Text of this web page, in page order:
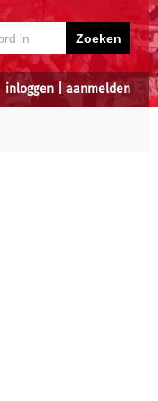
inloggen aanmelden